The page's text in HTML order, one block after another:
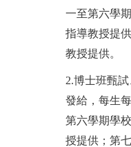
一至第六學
指導教授提
教授提供。
2.博士班甄
發給，每生
第六學期學
授提供；第